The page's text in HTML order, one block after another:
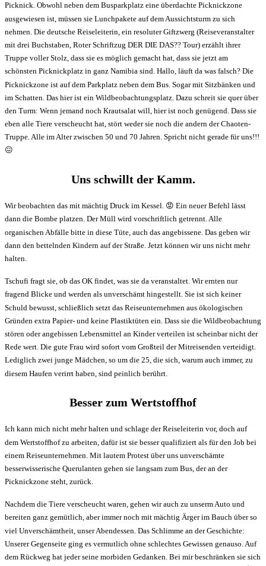
Picknick. Obwohl neben dem Busparkplatz eine überdachte Picknickzone
ausgewiesen ist, müssen sie Lunchpakete auf dem Aussichtsturm zu sich
nehmen. Die deutsche Reiseleiterin, ein resoluter Giftzwerg (Reiseveranstalter
mit drei Buchstaben, Roter Schriftzug DER DIE DAS?? Tour) erzählt ihrer
Truppe voller Stolz, dass sie es möglich gemacht hat, dass sie jetzt am
schönsten Picknickplatz in ganz Namibia sind. Hallo, läuft da was falsch? Die
Picknickzone ist auf dem Parkplatz neben dem Bus. Sogar mit Sitzbänken und
im Schatten. Das hier ist ein Wildbeobachtungsplatz. Dazu schreit sie quer über
den Turm: Wenn jemand noch Krautsalat will, hier ist noch genügend. Dass sie
eben alle Tiere verscheucht hat, stört weder sie noch die andern der Chaoten-
Truppe. Alle im Alter zwischen 50 und 70 Jahren. Spricht nicht gerade für uns!!!
😖
Uns schwillt der Kamm.
Wir beobachten das mit mächtig Druck im Kessel. 😡 Ein neuer Befehl lässt
dann die Bombe platzen. Der Müll wird vorschriftlich getrennt. Alle
organischen Abfälle bitte in diese Tüte, auch das angebissene. Das geben wir
dann den bettelnden Kindern auf der Straße. Jetzt können wir uns nicht mehr
halten.
Tschufi fragt sie, ob das OK findet, was sie da veranstaltet. Wir ernten nur
fragend Blicke und werden als unverschämt hingestellt. Sie ist sich keiner
Schuld bewusst, schließlich setzt das Reiseunternehmen aus ökologischen
Gründen extra Papier- und keine Plastiktüten ein. Dass sie die Wildbeobachtung
stören oder angebissen Lebensmittel an Kinder verteilen ist scheinbar nicht der
Rede wert. Die gute Frau wird sofort vom Großteil der Mitreisenden verteidigt.
Lediglich zwei junge Mädchen, so um die 25, die sich, warum auch immer, zu
diesem Haufen verirrt haben, sind peinlich berührt.
Besser zum Wertstoffhof
Ich kann mich nicht mehr halten und schlage der Reiseleiterin vor, doch auf
dem Wertstoffhof zu arbeiten, dafür ist sie besser qualifiziert als für den Job bei
einem Reiseunternehmen. Mit lautem Protest über uns unverschämte
besserwisserische Querulanten gehen sie langsam zum Bus, der an der
Picknickzone steht, zurück.
Nachdem die Tiere verscheucht waren, gehen wir auch zu unserm Auto und
bereiten ganz gemütlich, aber immer noch mit mächtig Ärger im Bauch über so
viel Unverschämtheit, unser Abendessen. Das Schlimme an der Geschichte:
Unserer Gegenseite ging es vermutlich ohne schlechtes Gewissen genauso. Auf
dem Rückweg hat jeder seine morbiden Gedanken. Bei mir beschränken sie sich